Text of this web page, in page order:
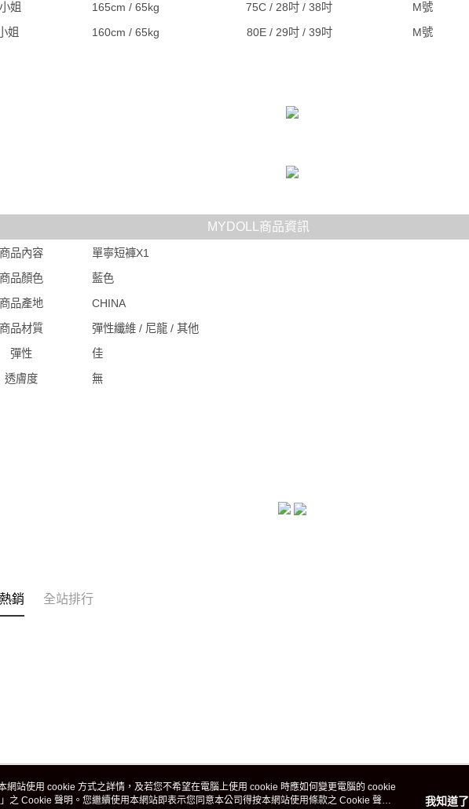
姐
165cm / 65kg 75C / 28吋 / 38吋 M號
姐
160cm / 65kg 80E / 29吋 / 39吋 M號
MYDOLL商品資訊
品內容
單寧短褲X1
品顏色
藍色
品產地
CHINA
品材質
彈性纖維 / 尼龍 / 其他
彈性
佳
透膚度
無
銷 全站排行
關於我們 客服資訊
網站使用 cookie 方式之詳情，及若您不希望在電腦上使用 cookie 時應如何變更電腦的 cookie
」之 Cookie 聲明。您繼續使用本網站即表示您同意本公司得按本網站使用條款之 Cookie 聲明
我知道了